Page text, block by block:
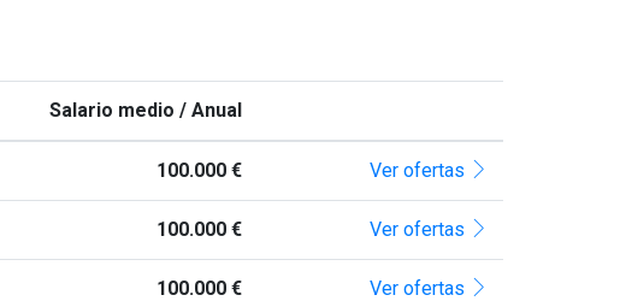
Salario medio / Anual
100.000 € Ver ofertas
100.000 € Ver ofertas
100.000 € Ver ofertas